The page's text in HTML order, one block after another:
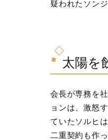
疑われたソン
太陽を
会長が専務を
ョンは、激怒
ていたソルヒ
二重契約も作